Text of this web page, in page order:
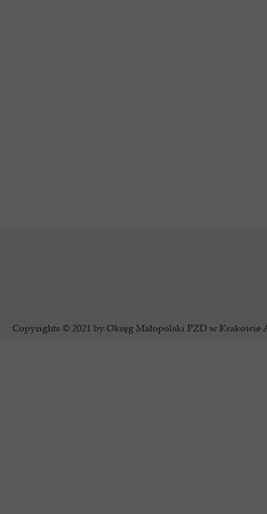
Copyrights © 2021 by Okręg Małopolski PZD w Krakowie